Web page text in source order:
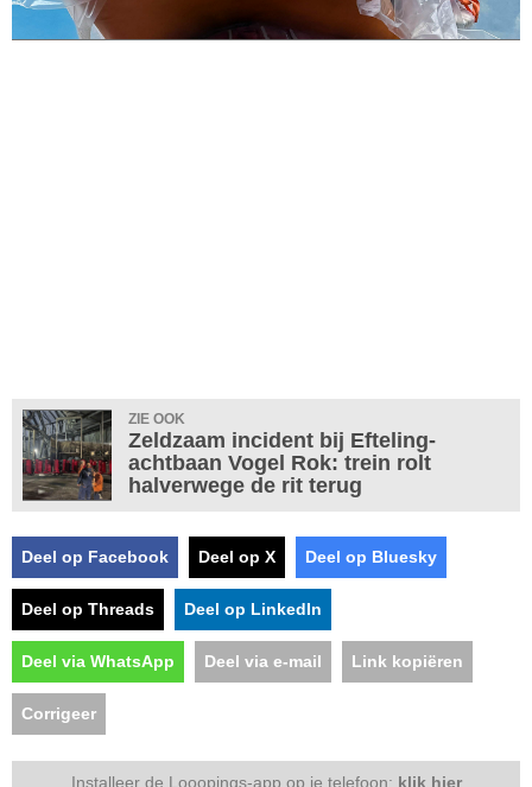
ZIE OOK
Zeldzaam incident bij Efteling-
achtbaan Vogel Rok: trein rolt
halverwege de rit terug
Deel op Facebook Deel op X Deel op Bluesky
Deel op Threads Deel op LinkedIn
Deel via WhatsApp Deel via e-mail Link kopiëren
Corrigeer
Installeer de Looopings-app op je telefoon: klik hier